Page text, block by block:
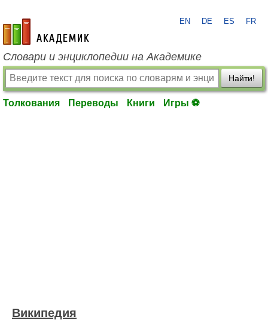
academic.ru
EN DE ES FR
Словари и энциклопедии на Академике
Найти!
Толкования Переводы Книги Игры ⚽
Википедия